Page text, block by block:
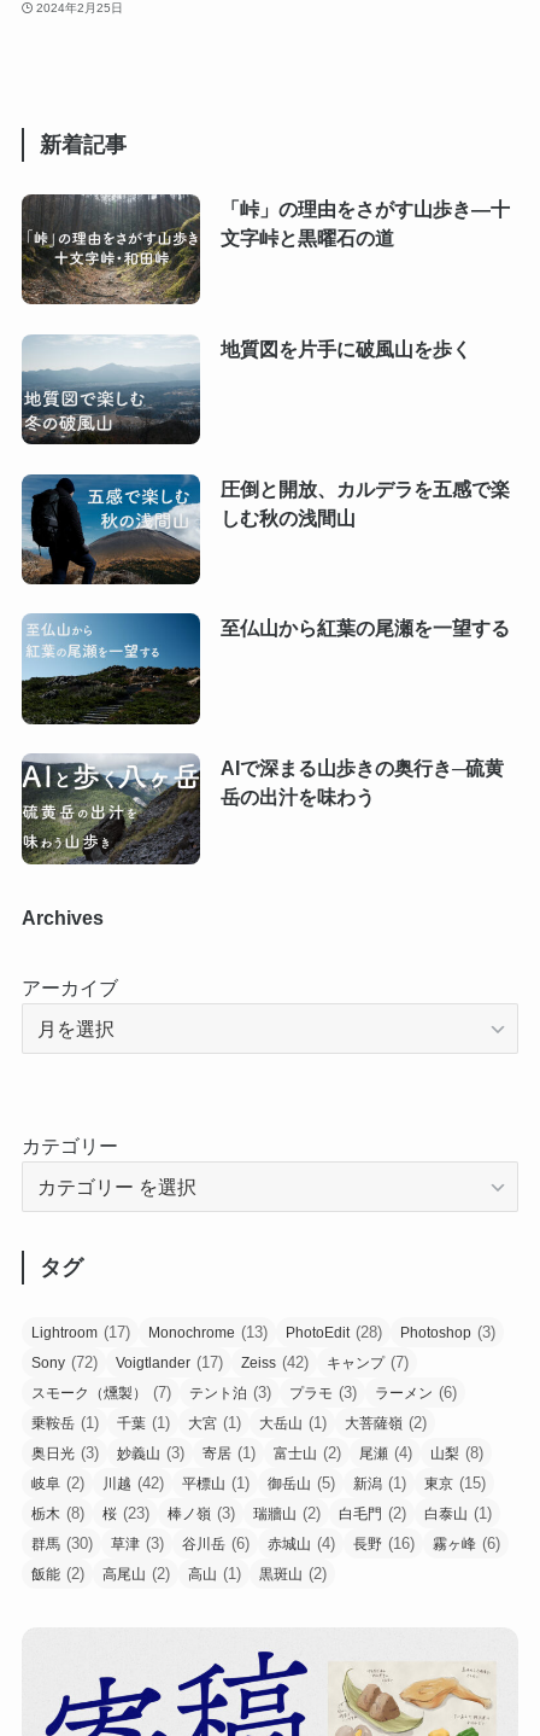
2024年2月25日
新着記事
「峠」の理由をさがす山歩き―十
文字峠と黒曜石の道
地質図を片手に破風山を歩く
圧倒と開放、カルデラを五感で楽
しむ秋の浅間山
至仏山から紅葉の尾瀬を一望する
AIで深まる山歩きの奥行き─硫黄
岳の出汁を味わう
Archives
アーカイブ
カテゴリー
タグ
Lightroom (17) Monochrome (13) PhotoEdit(28) Photoshop (3)
Sony (72) Voigtlander (17) Zeiss (42) キャンプ(7)
スモーク（燻製） (7) テント泊 (3) プラモ (3) ラーメン (6)
乗鞍岳 (1) 千葉 (1) 大宮 (1) 大岳山 (1) 大菩薩嶺 (2)
奥日光 (3) 妙義山 (3) 寄居 (1) 富士山 (2) 尾瀬 (4) 山梨 (8)
岐阜 (2) 川越 (42) 平標山 (1) 御岳山 (5) 新潟 (1) 東京 (15)
栃木 (8) 桜 (23) 棒ノ嶺 (3) 瑞牆山 (2) 白毛門 (2) 白泰山 (1)
群馬 (30) 草津 (3) 谷川岳 (6) 赤城山 (4) 長野 (16) 霧ヶ峰 (6)
飯能 (2) 高尾山 (2) 高山 (1) 黒斑山 (2)